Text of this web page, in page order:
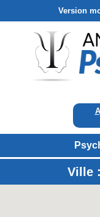
Version
Ville :